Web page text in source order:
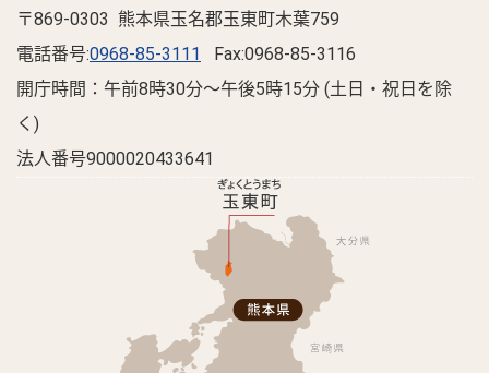
〒869-0303 熊本県玉名郡玉東町木葉759
電話番号:0968-85-3111
Fax:0968-85-3116
開庁時間：午前8時30分～午後5時15分 (土日・祝日を除
く)
法人番号9000020433641